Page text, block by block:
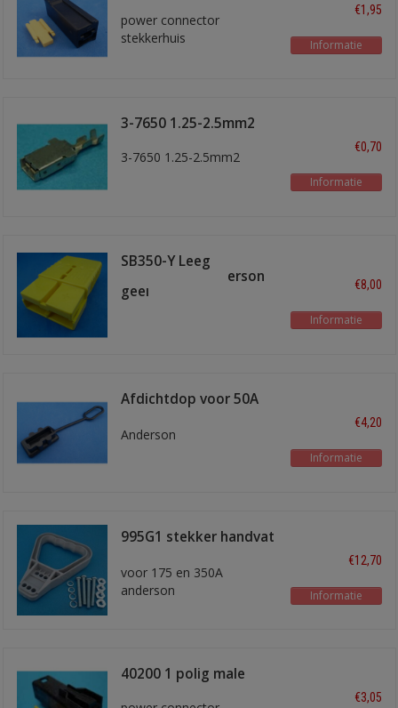
power connector
stekkerhuis
€1,95
Informatie
3-7650 1.25-2.5mm2
3-7650 1.25-2.5mm2
€0,70
Informatie
SB350-Y Leeg
stekkerhuis Anderson
geel
€8,00
Informatie
Afdichtdop voor 50A
Anderson
€4,20
Informatie
995G1 stekker handvat
voor 175 en 350A
anderson
€12,70
Informatie
40200 1 polig male
€3,05